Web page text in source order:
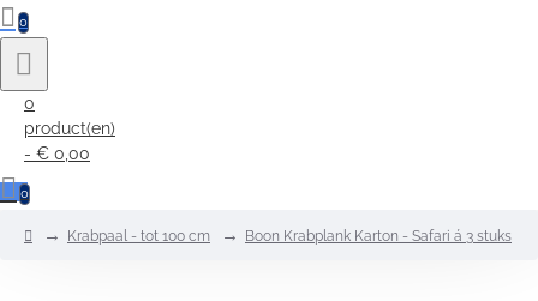
0
0
product(en)
- € 0,00
0
homeKrabpaal - tot 100 cm Boon Krabplank Karton - Safari á 3 stuks